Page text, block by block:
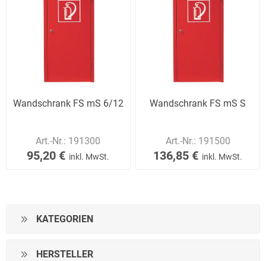
Wandschrank FS mS 6/12
Art.-Nr.: 191300
95,20 € inkl. MwSt.
Wandschrank FS mS S
Art.-Nr.: 191500
136,85 € inkl. MwSt.
KATEGORIEN
HERSTELLER